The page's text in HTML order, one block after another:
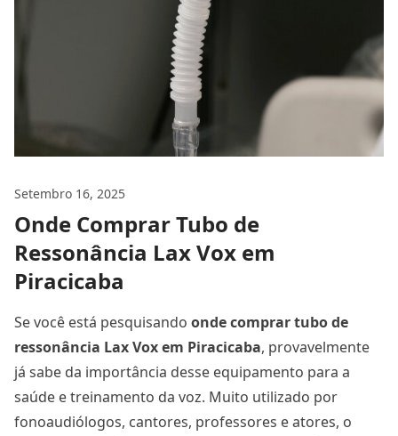
Setembro 16, 2025
Onde Comprar Tubo de
Ressonância Lax Vox em
Piracicaba
Se você está pesquisando onde comprar tubo de
ressonância Lax Voxem Piracicaba, provavelmente
já sabe da importância desse equipamento para a
saúde e treinamento da voz. Muito utilizado por
fonoaudiólogos, cantores, professores e atores, o